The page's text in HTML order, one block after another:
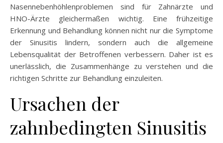
Nasennebenhöhlenproblemen sind für Zahnärzte und
HNO-Ärzte gleichermaßen wichtig. Eine frühzeitige
Erkennung und Behandlung können nicht nur die Symptome
der Sinusitis lindern, sondern auch die allgemeine
Lebensqualität der Betroffenen verbessern. Daher ist es
unerlässlich, die Zusammenhänge zu verstehen und die
richtigen Schritte zur Behandlung einzuleiten.
Ursachen der
zahnbedingten Sinusitis